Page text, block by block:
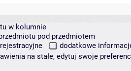
w kolumnie
pod przedmiotem
dodatkowe
na stałe, edytuj swoje